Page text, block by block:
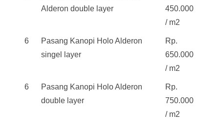
Alderon double layer
450.000
/ m2
6
Pasang Kanopi Holo Alderon
singel layer
Rp.
650.000
/ m2
6
Pasang Kanopi Holo Alderon
double layer
Rp.
750.000
/ m2